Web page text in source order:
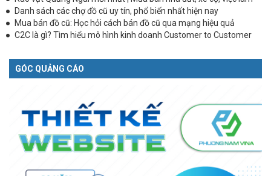
Danh sách các chợ đồ cũ uy tín, phổ biến nhất hiện nay
Mua bán đồ cũ: Học hỏi cách bán đồ cũ qua mạng hiệu quả
C2C là gì? Tìm hiểu mô hình kinh doanh Customer to Customer
GÓC QUẢNG CÁO